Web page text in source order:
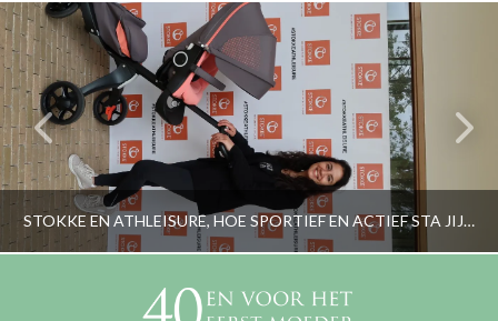
STOKKE EN ATHLEISURE, HOE SPORTIEF EN ACTIEF STA JIJ IN HET LEVEN?